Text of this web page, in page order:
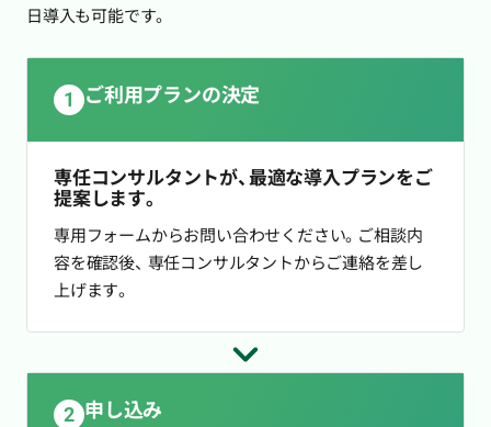
日導入も可能です。
1 ご利用プランの決定
専任コンサルタントが、最適な導入プランをご
提案します。
専用フォームからお問い合わせください。ご相談内
容を確認後、 専任コンサルタントからご連絡を差し
上げます。
2 申し込み